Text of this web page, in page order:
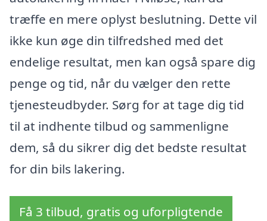
træffe en mere oplyst beslutning. Dette vil
ikke kun øge din tilfredshed med det
endelige resultat, men kan også spare dig
penge og tid, når du vælger den rette
tjenesteudbyder. Sørg for at tage dig tid
til at indhente tilbud og sammenligne
dem, så du sikrer dig det bedste resultat
for din bils lakering.
Få 3 tilbud, gratis og uforpligtende